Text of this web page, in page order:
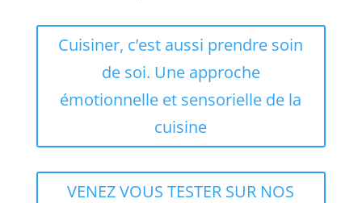
Cuisiner, c’est aussi prendre soin
de soi. Une approche
émotionnelle et sensorielle de la
cuisine
VENEZ VOUS TESTER SUR NOS